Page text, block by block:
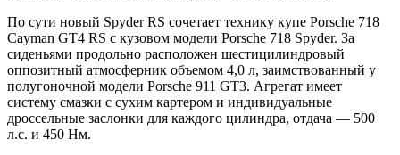
По сути новый Spyder RS сочетает технику купе Porsche 718
Cayman GT4 RS с кузовом модели Porsche 718 Spyder. За
сиденьями продольно расположен шестицилиндровый
оппозитный атмосферник объемом 4,0 л, заимствованный у
полугоночной модели Porsche 911 GT3. Агрегат имеет
систему смазки с сухим картером и индивидуальные
дроссельные заслонки для каждого цилиндра, отдача — 500
л.с. и 450 Нм.